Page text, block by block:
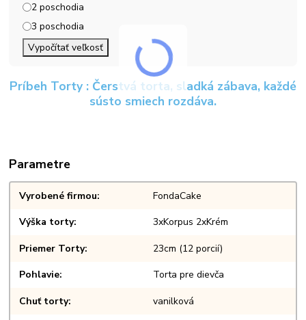
2 poschodia
3 poschodia
Vypočítať veľkosť
Príbeh Torty : Čerstvá torta, sladká zábava, každé
sústo smiech rozdáva.
Parametre
Vyrobené firmou FondaCake
Výška torty 3xKorpus 2xKrém
Priemer Torty 23cm (12 porcií)
Pohlavie Torta pre dievča
Chuť torty vanilková